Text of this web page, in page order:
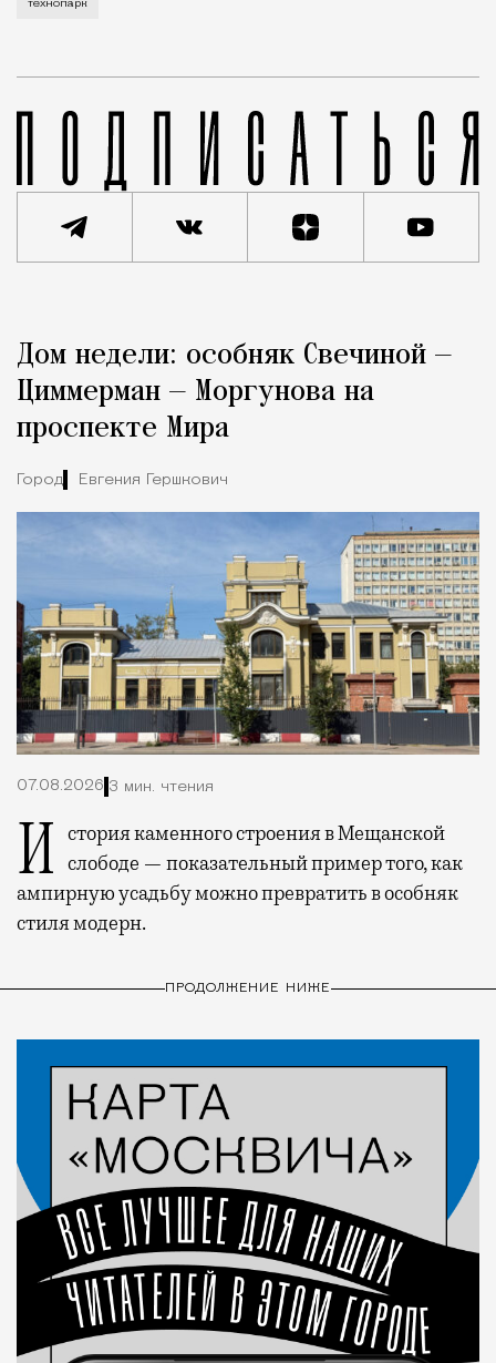
технопарк
Город
Дом недели: особняк Свечиной —
Циммерман — Моргунова на
проспекте Мира
Город Евгения Гершкович
07.08.2026 3 мин. чтения
История каменного строения в Мещанской слободе — показательный пример того, как
ампирную усадьбу можно превратить в особняк
стиля модерн.
ПРОДОЛЖЕНИЕ НИЖЕ